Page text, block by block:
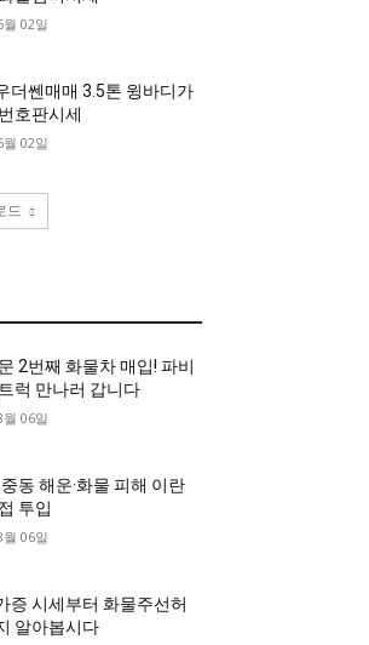
02일
더쎈매매 3.5톤 윙바디가
호판시세
02일
드
2번째 화물차 매입! 파비
럭 만나러 갑니다
06일
동 해운·화물 피해 이란
투입
06일
증 시세부터 화물주선허
알아봅시다